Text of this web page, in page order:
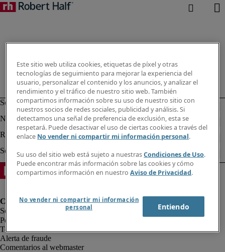
Política de privacidad
Términos de uso
Alerta de fraude
Comentarios al webmaster
Este sitio web utiliza cookies, etiquetas de píxel y otras
tecnologías de seguimiento para mejorar la experiencia del
usuario, personalizar el contenido y los anuncios, y analizar el
rendimiento y el tráfico de nuestro sitio web. También
compartimos información sobre su uso de nuestro sitio con
nuestros socios de redes sociales, publicidad y análisis. Si
detectamos una señal de preferencia de exclusión, esta se
respetará. Puede desactivar el uso de ciertas cookies a través del
enlace No vender ni compartir mi información personal.
Su uso del sitio web está sujeto a nuestrasCondiciones de Uso.
Puede encontrar más información sobre las cookies y cómo
compartimos información en nuestroAviso de Privacidad.
No vender ni compartir mi información
personal
Entiendo